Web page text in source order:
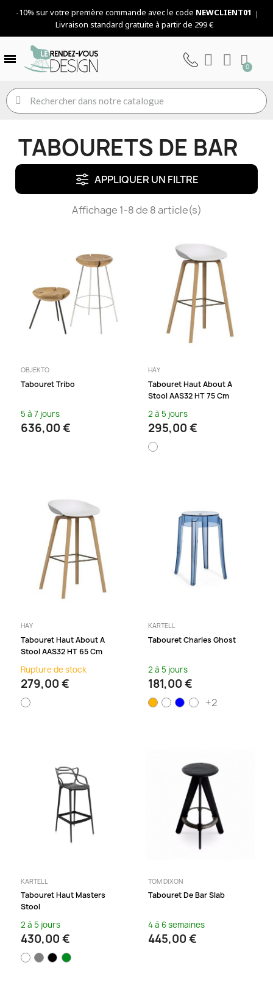
-10% sur votre premère commande avec le code NEWCLIENT01
Livraison standard gratuite à partir de 299 €
TABOURETS DE BAR
APPLIQUER UN FILTRE
Affichage 1-8 de 8 article(s)
OBJEKTO
Tabouret Tribo
5 à 7 jours
636,00 €
HAY
Tabouret Haut About A
Stool AAS32 HT 75 Cm
2 à 5 jours
295,00 €
HAY
Tabouret Haut About A
Stool AAS32 HT 65 Cm
Rupture de stock
279,00 €
KARTELL
Tabouret Charles Ghost
2 à 5 jours
181,00 €
+2
KARTELL
Tabouret Haut Masters
Stool
2 à 5 jours
430,00 €
TOM DIXON
Tabouret De Bar Slab
4 à 6 semaines
445,00 €